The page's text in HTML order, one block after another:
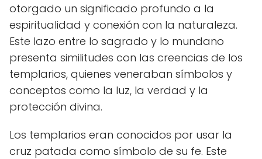
otorgado un significado profundo a la
espiritualidad y conexión con la naturaleza.
Este lazo entre lo sagrado y lo mundano
presenta similitudes con las creencias de los
templarios, quienes veneraban símbolos y
conceptos como la luz, la verdad y la
protección divina.
Los templarios eran conocidos por usar la
cruz patada como símbolo de su fe. Este